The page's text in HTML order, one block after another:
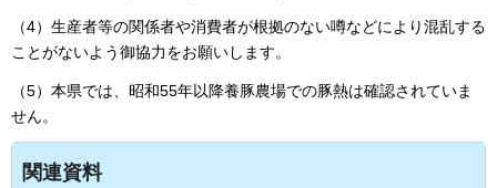
（4）生産者等の関係者や消費者が根拠のない噂などにより混乱する
ことがないよう御協力をお願いします。
（5）本県では、昭和55年以降養豚農場での豚熱は確認されていま
せん。
関連資料